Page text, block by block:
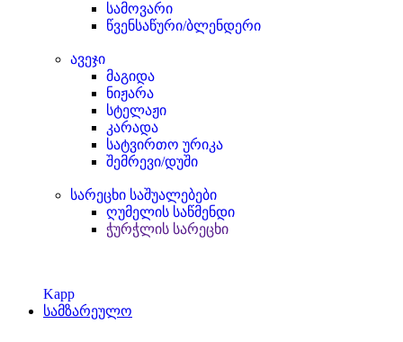
სამოვარი
წვენსაწური/ბლენდერი
ავეჯი
მაგიდა
ნიჟარა
სტელაჟი
კარადა
სატვირთო ურიკა
შემრევი/დუში
სარეცხი საშუალებები
ღუმელის საწმენდი
ჭურჭლის სარეცხი
Kapp
სამზარეულო